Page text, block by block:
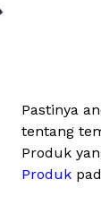
Pastinya
tentang
Produk
Produk